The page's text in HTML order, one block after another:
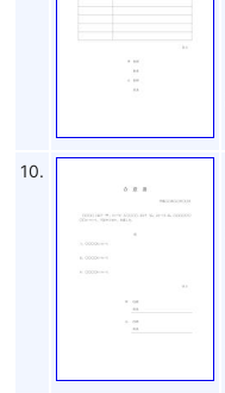
10.